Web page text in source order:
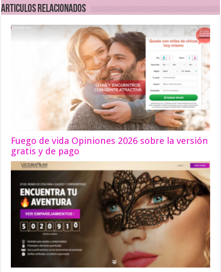
Articulos relacionados
Fuego de vida Opiniones 2026 sobre la versión
gratis y de pago